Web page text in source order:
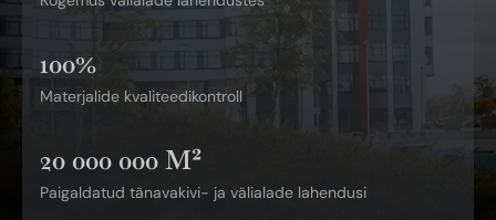
100%
Materjalide kvaliteedikontroll
20 000 000 M²
Paigaldatud tänavakivi- ja välialade lahendusi